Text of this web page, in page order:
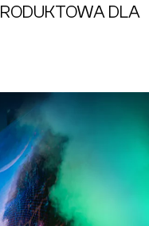
DLA